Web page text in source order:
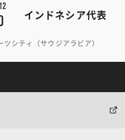
インドネシア代表
シティ（サウジアラビア）